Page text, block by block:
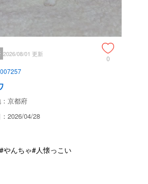
2026/08/01 更新
0
京都府
2026/04/28
#やんちゃ#人懐っこい